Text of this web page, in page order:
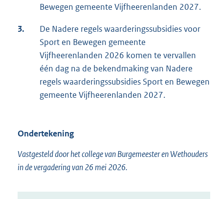
Bewegen gemeente Vijfheerenlanden 2027.
3.
De Nadere regels waarderingssubsidies voor
Sport en Bewegen gemeente
Vijfheerenlanden 2026 komen te vervallen
één dag na de bekendmaking van Nadere
regels waarderingssubsidies Sport en Bewegen
gemeente Vijfheerenlanden 2027.
Ondertekening
Vastgesteld door het college van Burgemeester en Wethouders
in de vergadering van 26 mei 2026.